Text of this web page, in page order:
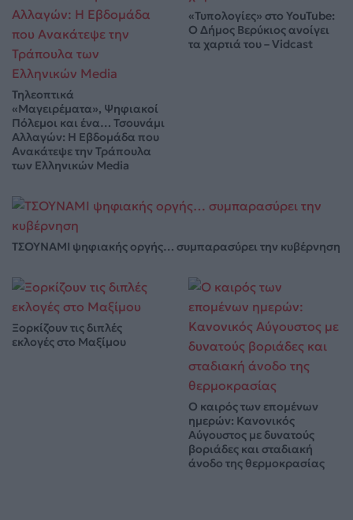
Τηλεοπτικά
«Μαγειρέματα», Ψηφιακοί
Πόλεμοι και ένα… Τσουνάμι
Αλλαγών: Η Εβδομάδα που
Ανακάτεψε την Τράπουλα
των Ελληνικών Media
«Τυπολογίες» στο YouTube:
Ο Δήμος Βερύκιος ανοίγει
τα χαρτιά του – Vidcast
ΤΣΟΥΝΑΜΙ ψηφιακής οργής… συμπαρασύρει την κυβέρνηση
Ξορκίζουν τις διπλές
εκλογές στο Μαξίμου
Ο καιρός των επομένων
ημερών: Κανονικός
Αύγουστος με δυνατούς
βοριάδες και σταδιακή
άνοδο της θερμοκρασίας